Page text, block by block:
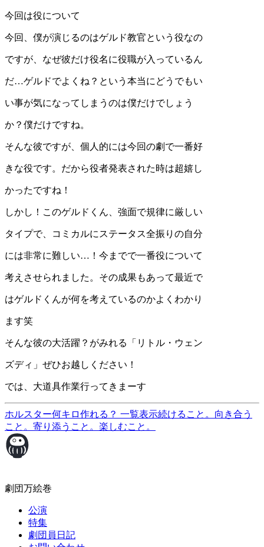
今回は役について
今回、僕が演じるのはゲルド教官という役なの
ですが、なぜ彼だけ役名に役職が入っているん
だ…ゲルドでよくね？という本当にどうでもい
い事が気になってしまうのは僕だけでしょう
か？僕だけですね。
そんな彼ですが、個人的には今回の劇で一番好
きな役です。だから役者発表された時は超嬉し
かったですね！
しかし！このゲルドくん、強面で規律に厳しい
タイプで、コミカルにステータス全振りの自分
には非常に難しい…！今までで一番役について
考えさせられました。その成果もあって最近で
はゲルドくんが何を考えているのかよくわかり
ます笑
そんな彼の大活躍？がみれる「リトル・ウェン
ズディ」ぜひお越しください！
では、大道具作業行ってきまーす
ホルスター何キロ作れる？ 一覧表示続けること。向き合う
こと。寄り添うこと。楽しむこと。
劇団万絵巻
公演
特集
劇団員日記